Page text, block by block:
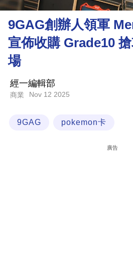
理
財
商
技
場
9GAG創辦人領軍
宣佈收購 Grade10
場
經一編輯部
商業 Nov 12 2025
9GAG pokemon卡
廣告